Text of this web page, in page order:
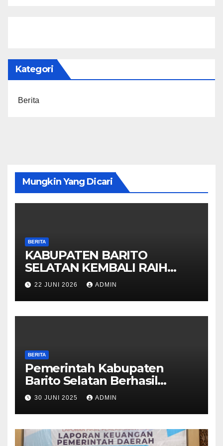
Kategori
Berita
Mungkin Yang Dicari
BERITA
KABUPATEN BARITO
SELATAN KEMBALI RAIH
OPINI WTP DARI BPK 2025
22 JUNI 2026 ADMIN
BERITA
Pemerintah Kabupaten
Barito Selatan Berhasil
Meraih Kembali Opini Wajar
Tanpa Pengecualian (WTP)
Dari BPK RI Untuk Tahun
Anggaran 2024
30 JUNI 2025 ADMIN